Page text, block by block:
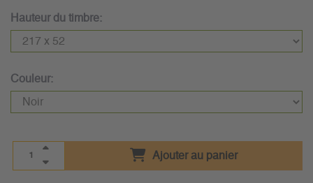
Hauteur du timbre:
Couleur:
Ajouter au panier